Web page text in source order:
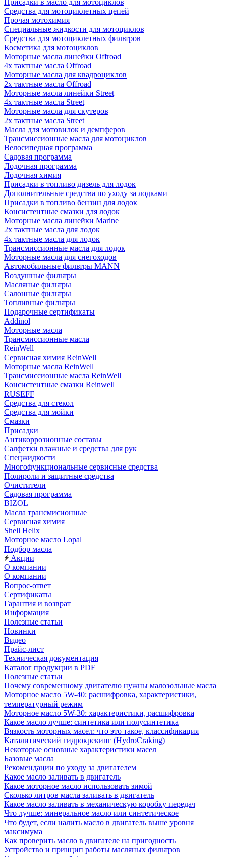
Присадки в масло для мотоциклов
Средства для мотоциклетных цепей
Прочая мотохимия
Специальные жидкости для мотоциклов
Средства для мотоциклетных фильтров
Косметика для мотоциклов
Моторные масла линейки Offroad
4х тактные масла Offroad
Моторные масла для квадроциклов
2х тактные масла Offroad
Моторные масла линейки Street
4х тактные масла Street
Моторные масла для скутеров
2х тактные масла Street
Масла для мотовилок и демпферов
Трансмиссионные масла для мотоциклов
Велосипедная программа
Садовая программа
Лодочная программа
Лодочная химия
Присадки в топливо дизель для лодок
Дополнительные средства по уходу за лодками
Присадки в топливо бензин для лодок
Консистентные смазки для лодок
Моторные масла линейки Marine
2х тактные масла для лодок
4х тактные масла для лодок
Трансмиссионные масла для лодок
Моторные масла для снегоходов
Автомобильные фильтры MANN
Воздушные фильтры
Масляные фильтры
Салонные фильтры
Топливные фильтры
Подарочные сертификаты
Addinol
Моторные масла
Трансмиссионные масла
ReinWell
Сервисная химия ReinWell
Моторные масла ReinWell
Трансмиссионные масла ReinWell
Консистентные смазки Reinwell
RUSEFF
Средства для стекол
Средства для мойки
Смазки
Присадки
Антикоррозионные составы
Салфетки влажные и средства для рук
Спецжидкости
Многофункциональные сервисные средства
Полироли и защитные средства
Очистители
Садовая программа
BIZOL
Масла трансмисионные
Сервисная химия
Shell Helix
Моторное масло Lopal
Подбор масла
Акции
О компании
О компании
Вопрос-ответ
Сертификаты
Гарантия и возврат
Информация
Полезные статьи
Новинки
Видео
Прайс-лист
Техническая документация
Каталог продукции в PDF
Полезные статьи
Почему современному двигателю нужны малозольные масла
Моторное масло 5W-40: расшифровка, характеристики,
температурный режим
Моторное масло 5W-30: характеристики, расшифровка
Какое масло лучше: синтетика или полусинтетика
Вязкость моторных масел: что это такое, классификация
Каталитический гидрокрекинг (НydroСraking)
Некоторые основные характеристики масел
Базовые масла
Рекомендации по уходу за двигателем
Какое масло заливать в двигатель
Какое моторное масло использовать зимой
Сколько литров масла заливать в двигатель
Какое масло заливать в механическую коробку передач
Что лучше: минеральное масло или синтетическое
Что будет, если налить масло в двигатель выше уровня
максимума
Как проверить масло в двигателе на пригодность
Устройство и принцип работы масляных фильтров